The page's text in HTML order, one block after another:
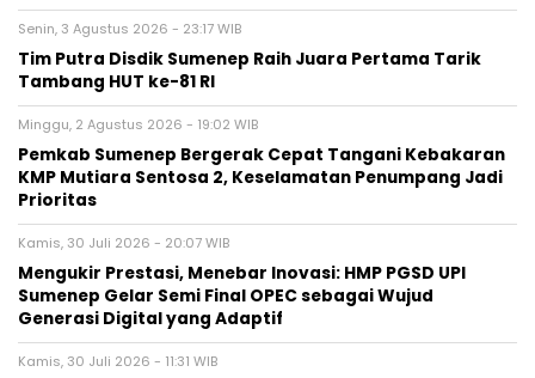
Senin, 3 Agustus 2026 - 23:17 WIB
Tim Putra Disdik Sumenep Raih Juara Pertama Tarik
Tambang HUT ke-81 RI
Minggu, 2 Agustus 2026 - 19:02 WIB
Pemkab Sumenep Bergerak Cepat Tangani Kebakaran
KMP Mutiara Sentosa 2, Keselamatan Penumpang Jadi
Prioritas
Kamis, 30 Juli 2026 - 20:07 WIB
Mengukir Prestasi, Menebar Inovasi: HMP PGSD UPI
Sumenep Gelar Semi Final OPEC sebagai Wujud
Generasi Digital yang Adaptif
Kamis, 30 Juli 2026 - 11:31 WIB